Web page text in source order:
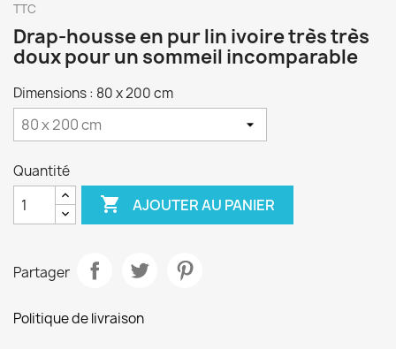
TTC
Drap-housse en pur lin ivoire très très
doux pour un sommeil incomparable
Dimensions : 80 x 200 cm
Quantité
 AJOUTER AU PANIER
Partager
Politique de livraison